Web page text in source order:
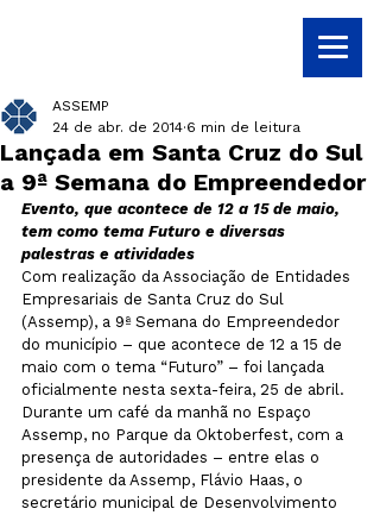
Lançada em Santa Cruz do Sul
a 9ª Semana do Empreendedor
ASSEMP
24 de abr. de 2014 6 min de leitura
Evento, que acontece de 12 a 15 de maio,
tem como tema Futuro e diversas
palestras e atividades
Com realização da Associação de Entidades
Empresariais de Santa Cruz do Sul
(Assemp), a 9ª Semana do Empreendedor
do município – que acontece de 12 a 15 de
maio com o tema “Futuro” – foi lançada
oficialmente nesta sexta-feira, 25 de abril.
Durante um café da manhã no Espaço
Assemp, no Parque da Oktoberfest, com a
presença de autoridades – entre elas o
presidente da Assemp, Flávio Haas, o
secretário municipal de Desenvolvimento